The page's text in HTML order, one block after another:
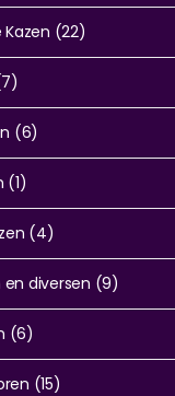
(22)
(6)
(1)
(4)
en diversen (9)
(6)
(15)